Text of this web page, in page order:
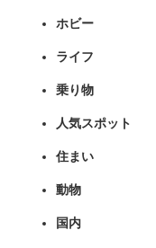
ホビー
ライフ
乗り物
人気スポット
住まい
動物
国内